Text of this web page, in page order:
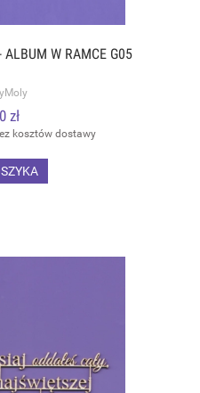
ALBUM W RAMCE G05
zł
kosztów dostawy